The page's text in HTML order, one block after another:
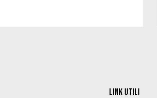
LINK UTILI